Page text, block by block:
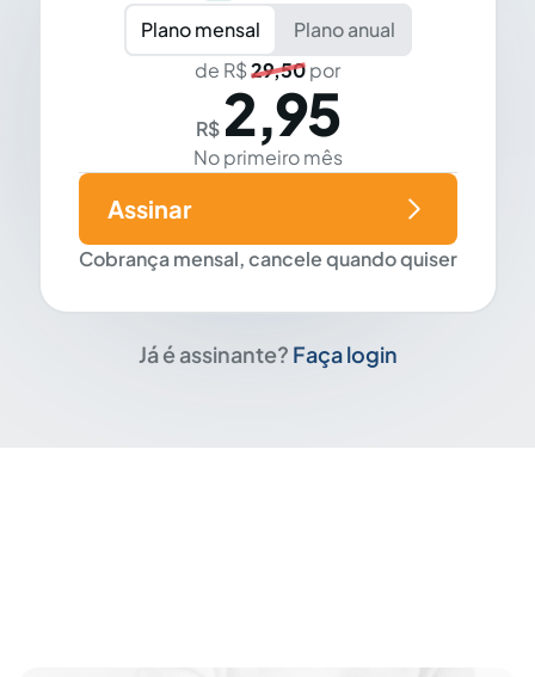
Plano mensal
Plano anual
de R$29,50por
R$ 2,95
No primeiro mês
Cobrança mensal, cancele quando quiser
Assinar
Já é assinante? Faça login